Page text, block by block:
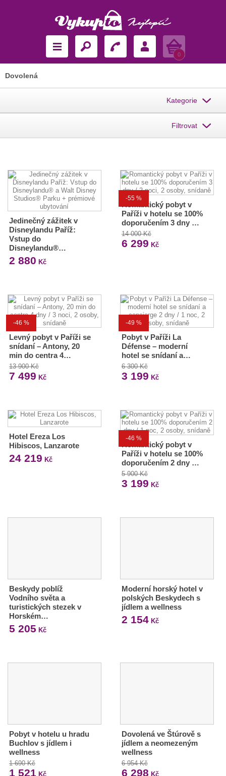
Košík
0
Dovolená
Kategorie
Filtrovat
Jedinečný zážitek v
Disneylandu Paříž:
Vstup do
Disneylandu®…
2 880 Kč
-55 %
Romantický pobyt v
Paříži v hotelu se 100%
doporučením 3 dny …
14 000 Kč
6 299 Kč
-46 %
Levný pobyt v Paříži se
snídaní – Antony, 20
min do centra 4…
13 900 Kč
7 499 Kč
-49 %
Pobyt v Paříži La
Défense – moderní
hotel se snídaní a…
6 300 Kč
3 199 Kč
Hotel Ereza Los
Hibiscos, Lanzarote
24 219 Kč
-46 %
Romantický pobyt v
Paříži v hotelu se 100%
doporučením 2 dny …
5 900 Kč
3 199 Kč
Beskydy poblíž
Vodního světa a
turistických stezek v
Horském…
5 205 Kč
Moderní horský hotel v
polských Beskydech s
jídlem a wellness
2 154Kč
Pobyt v hotelu u hradu
Buchlov s jídlem i
wellness
1 690 Kč
1 521 Kč
Dovolená ve Štúrově s
jídlem a neomezeným
wellness
6 954 Kč
6 298 Kč